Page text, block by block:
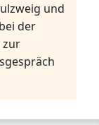
und
der
zur